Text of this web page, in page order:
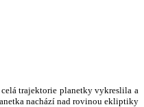
trajektorie planetky vykreslila a
nachází nad rovinou ekliptiky